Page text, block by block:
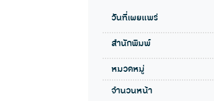
วันที่เผยแพร่
สำนักพิมพ์
หมวดหมู่
จำนวนหน้า